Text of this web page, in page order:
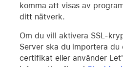
komma att visas av
ditt nätverk.
Om du vill aktivera SSL-
Server ska du importera du
certifikat eller använder